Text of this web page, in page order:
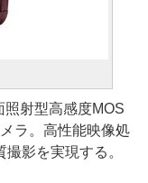
射型高感度MOS
ラ。高性能映像処
影を実現する。